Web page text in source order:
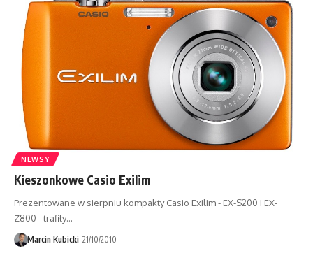
NEWSY
Kieszonkowe Casio Exilim
Prezentowane w sierpniu kompakty Casio Exilim - EX-S200 i EX-
Z800 - trafiły…
Marcin Kubicki 21/10/2010